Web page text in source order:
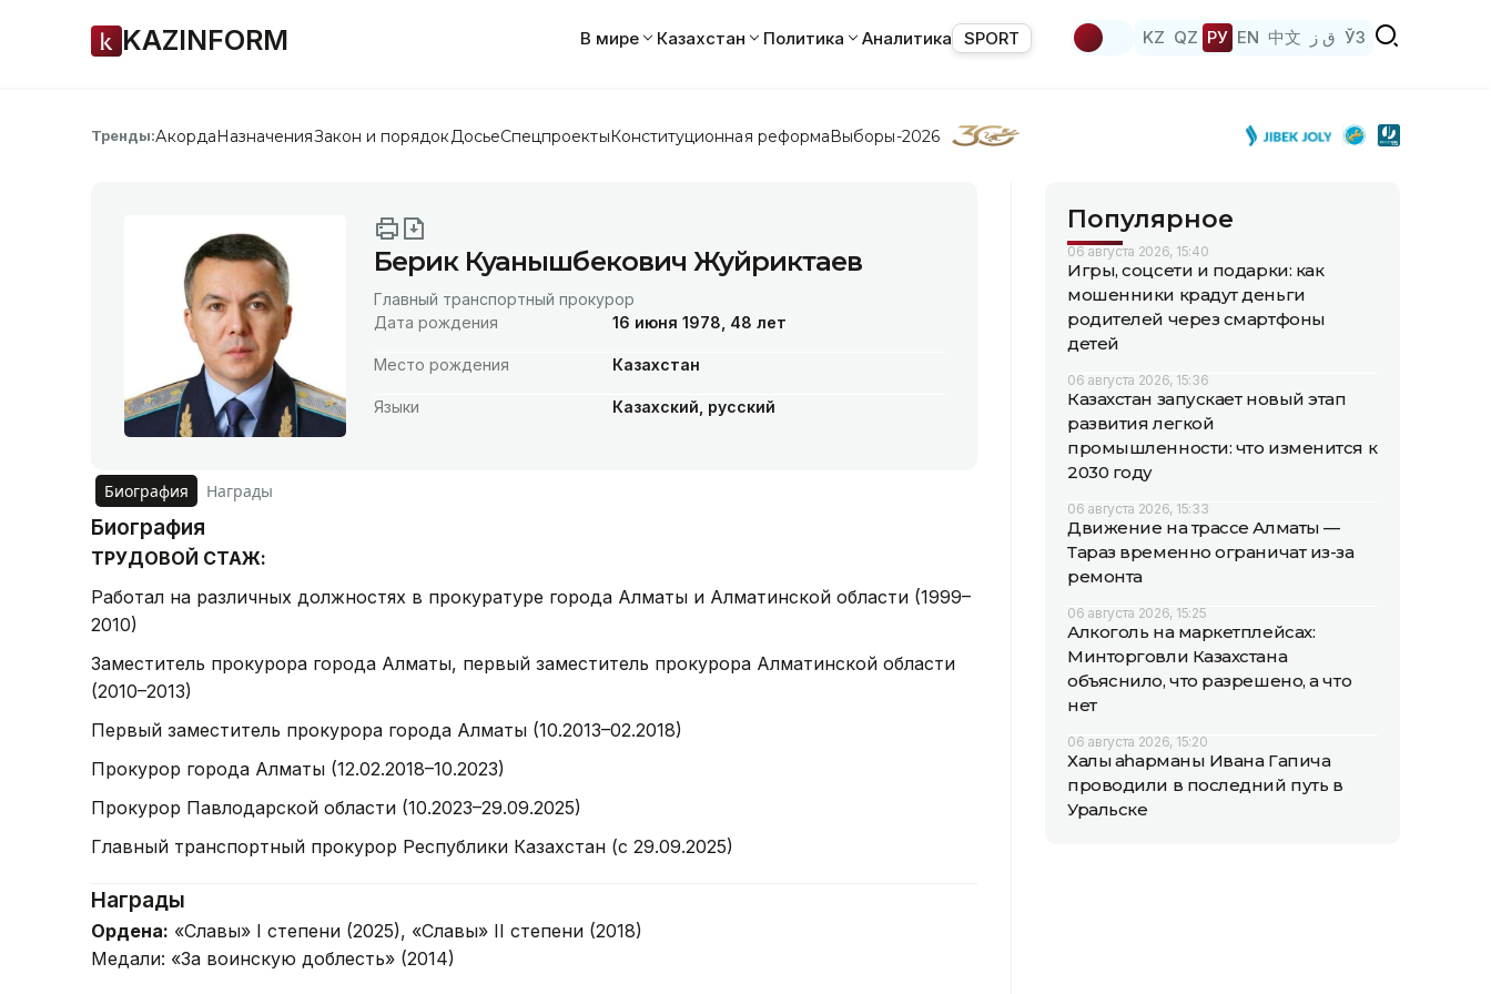
KAZINFORM В мире Казахстан Политика Аналитика SPORT KZ QZ РУ EN 中文 ق ز ЎЗ
Тренды:АкордаНазначенияЗакон и порядок ДосьеСпецпроектыКонституционная реформаВыборы-2026
Берик Куанышбекович Жуйриктаев
Главный транспортный прокурор
Дата рождения
16 июня 1978, 48 лет
Место рождения Казахстан
Языки Казахский, русский
Биография Награды
Биография
ТРУДОВОЙ СТАЖ:
Работал на различных должностях в прокуратуре города Алматы и Алматинской области (1999–
2010)
Заместитель прокурора города Алматы, первый заместитель прокурора Алматинской области
(2010–2013)
Первый заместитель прокурора города Алматы (10.2013–02.2018)
Прокурор города Алматы (12.02.2018–10.2023)
Прокурор Павлодарской области (10.2023–29.09.2025)
Главный транспортный прокурор Республики Казахстан (с 29.09.2025)
Награды
Ордена: «Славы» I степени (2025), «Славы» II степени (2018)
Медали: «За воинскую доблесть» (2014)
Популярное
06 августа 2026, 15:40
Игры, соцсети и подарки: как
мошенники крадут деньги
родителей через смартфоны
детей
06 августа 2026, 15:36
Казахстан запускает новый этап
развития легкой
промышленности: что изменится к
2030 году
06 августа 2026, 15:33
Движение на трассе Алматы —
Тараз временно ограничат из-за
ремонта
06 августа 2026, 15:25
Алкоголь на маркетплейсах:
Минторговли Казахстана
объяснило, что разрешено, а что
нет
06 августа 2026, 15:20
Халық қаһарманы Ивана Гапича
проводили в последний путь в
Уральске